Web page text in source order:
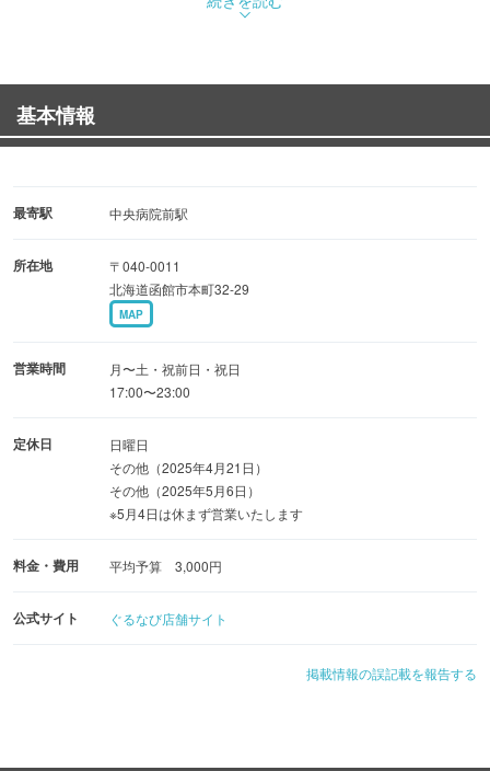
大満足の３時間飲み放題が嬉しい宴会コース♪
３時間飲み放題付き 4500円コース
３時間飲み放題付き、２時間食べ放題 5500円コース
お一人でのちょい呑みから30名様までのガッツリ飲み会ま
様々なシーンでご利用くださいませ♪
基本情報
最寄駅 中央病院前駅
所在地
〒040-0011
北海道函館市本町32-29
MAP
営業時間
月〜土・祝前日・祝日
17:00〜23:00
定休日
日曜日
その他（2025年4月21日）
その他（2025年5月6日）
※5月4日は休まず営業いたします
料金・費用 平均予算 3,000円
公式サイト ぐるなび店舗サイト
掲載情報の誤記載を報告する